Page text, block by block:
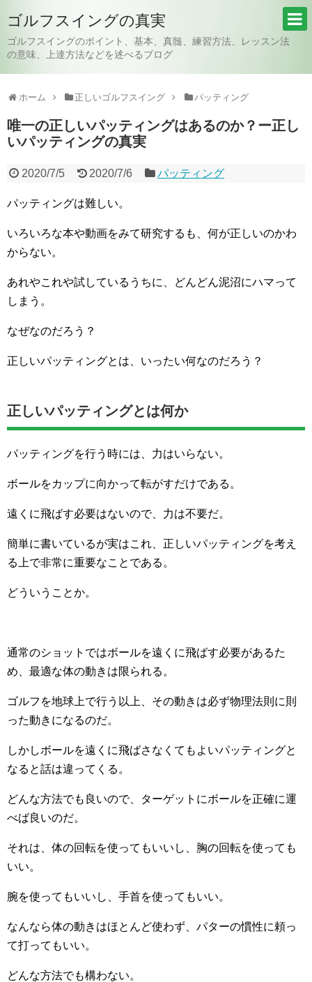
ゴルフスイングの真実
ゴルフスイングのポイント、基本、真髄、練習方法、レッスン法
の意味、上達方法などを述べるブログ
ホーム 正しいゴルフスイング パッティング
唯一の正しいパッティングはあるのか？ー正し
いパッティングの真実
2020/7/5 2020/7/6 パッティング
パッティングは難しい。
いろいろな本や動画をみて研究するも、何が正しいのかわ
からない。
あれやこれや試しているうちに、どんどん泥沼にハマって
しまう。
なぜなのだろう？
正しいパッティングとは、いったい何なのだろう？
正しいパッティングとは何か
パッティングを行う時には、力はいらない。
ボールをカップに向かって転がすだけである。
遠くに飛ばす必要はないので、力は不要だ。
簡単に書いているが実はこれ、正しいパッティングを考え
る上で非常に重要なことである。
どういうことか。
通常のショットではボールを遠くに飛ばす必要があるた
め、最適な体の動きは限られる。
ゴルフを地球上で行う以上、その動きは必ず物理法則に則
った動きになるのだ。
しかしボールを遠くに飛ばさなくてもよいパッティングと
なると話は違ってくる。
どんな方法でも良いので、ターゲットにボールを正確に運
べば良いのだ。
それは、体の回転を使ってもいいし、胸の回転を使っても
いい。
腕を使ってもいいし、手首を使ってもいい。
なんなら体の動きはほとんど使わず、パターの慣性に頼っ
て打ってもいい。
どんな方法でも構わない。